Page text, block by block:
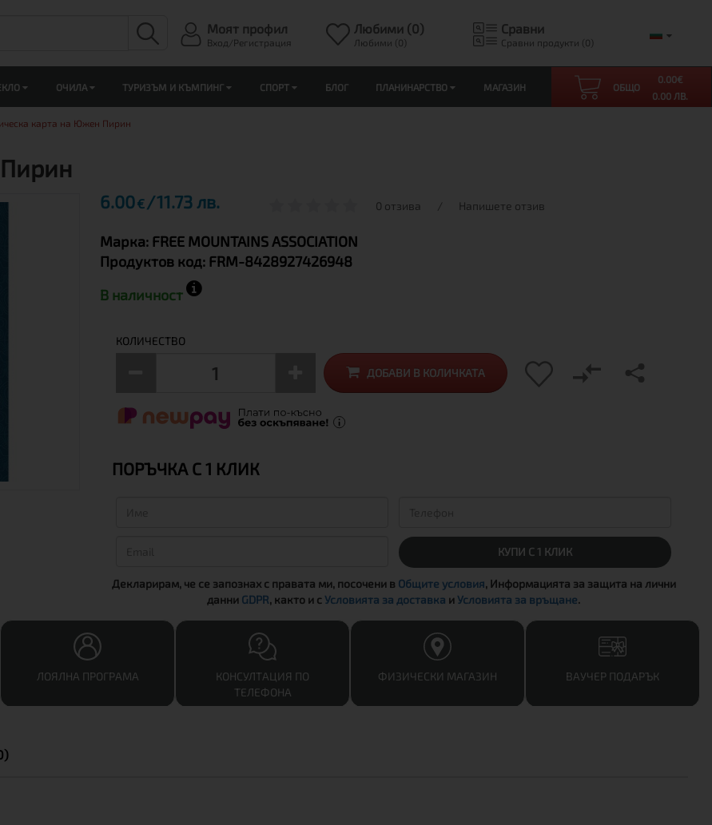
Моят профил
Вход/Регистрация
Любими (0)
Любими (0)
Сравни
Сравни продукти (0)
ОЧИЛА ТУРИЗЪМ И КЪМПИНГ СПОРТ БЛОГ ПЛАНИНАРСТВО МАГАЗИН ОБЩО
0.00€
0.00 ЛВ.
карта на Южен Пирин
6.00€ 11.73 лв. 0 отзива / Напишете отзив
Марка: FREE MOUNTAINS ASSOCIATION
Продуктов код: FRM-8428927426948
В наличност
КОЛИЧЕСТВО
ДОБАВИ В КОЛИЧКАТА
ПОРЪЧКА С 1 КЛИК
КУПИ С 1 КЛИК
Декларирам, че се запознах с правата ми, посочени в Общите условия, Информацията за защита на лични
данни GDPR, както и сУсловията за доставка иУсловията за връщане.
ЛОЯЛНА ПРОГРАМА
КОНСУЛТАЦИЯ ПО
ТЕЛЕФОНА
ФИЗИЧЕСКИ МАГАЗИН ВАУЧЕР ПОДАРЪК